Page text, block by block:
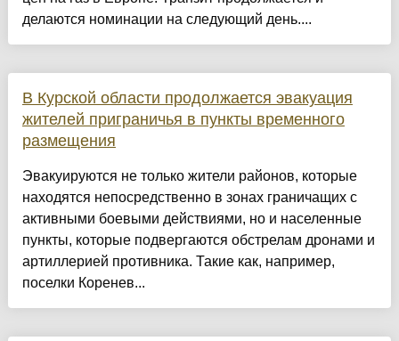
делаются номинации на следующий день....
В Курской области продолжается эвакуация
жителей приграничья в пункты временного
размещения
Эвакуируются не только жители районов, которые
находятся непосредственно в зонах граничащих с
активными боевыми действиями, но и населенные
пункты, которые подвергаются обстрелам дронами и
артиллерией противника. Такие как, например,
поселки Коренев...